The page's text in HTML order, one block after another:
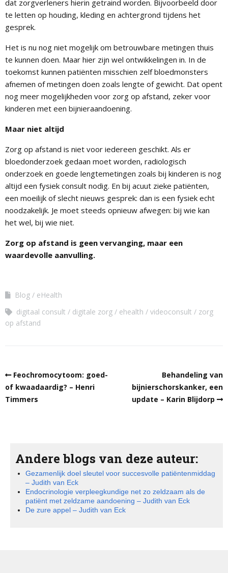
dat zorgverleners hierin getraind worden. Bijvoorbeeld door
te letten op houding, kleding en achtergrond tijdens het
gesprek.
Het is nu nog niet mogelijk om betrouwbare metingen thuis
te kunnen doen. Maar hier zijn wel ontwikkelingen in. In de
toekomst kunnen patiënten misschien zelf bloedmonsters
afnemen of metingen doen zoals lengte of gewicht. Dat opent
nog meer mogelijkheden voor zorg op afstand, zeker voor
kinderen met een bijnieraandoening.
Maar niet altijd
Zorg op afstand is niet voor iedereen geschikt. Als er
bloedonderzoek gedaan moet worden, radiologisch
onderzoek en goede lengtemetingen zoals bij kinderen is nog
altijd een fysiek consult nodig. En bij acuut zieke patiënten,
een moeilijk of slecht nieuws gesprek: dan is een fysiek echt
noodzakelijk. Je moet steeds opnieuw afwegen: bij wie kan
het wel, bij wie niet.
Zorg op afstand is geen vervanging, maar een
waardevolle aanvulling.
Blog
eHealth
digitaal consult
digitale zorg ehealth videoconsult
zorg
op afstand
Feochromocytoom: goed-
of kwaadaardig? – Henri
Timmers
Behandeling van
bijnierschorskanker, een
update – Karin Blijdorp
Andere blogs van deze auteur:
Gezamenlijk doel sleutel voor succesvolle patiëntenmiddag
– Judith van Eck
Endocrinologie verpleegkundige net zo zeldzaam als de
patiënt met zeldzame aandoening – Judith van Eck
De zure appel – Judith van Eck